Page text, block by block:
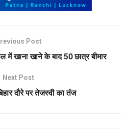
Post
में खाना खाने के बाद 50 छात्र बीमार
Next Post
दौरे पर तेजस्वी का तंज